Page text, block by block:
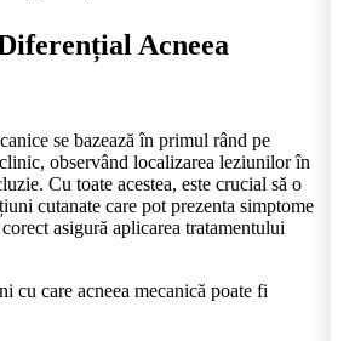
Acneea
se bazează în primul rând pe
observând localizarea leziunilor în
Cu toate acestea, este crucial să o
cutanate care pot prezenta simptome
asigură aplicarea tratamentului
cu care acneea mecanică poate fi